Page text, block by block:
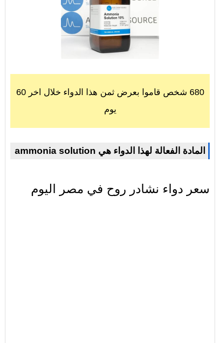
680 شخص قاموا بعرض ثمن هذا الدواء خلال اخر 60
يوم
ammonia solution المادة الفعالة لهذا الدواء هي
سعر دواء نشادر روح في مصر اليوم